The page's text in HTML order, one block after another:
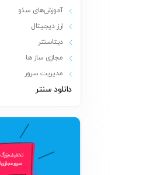
آموزش‌های سئو
ارز دیجیتال
دیتاسنتر
مجازی ساز ها
مدیریت سرور
دانلود سنتر